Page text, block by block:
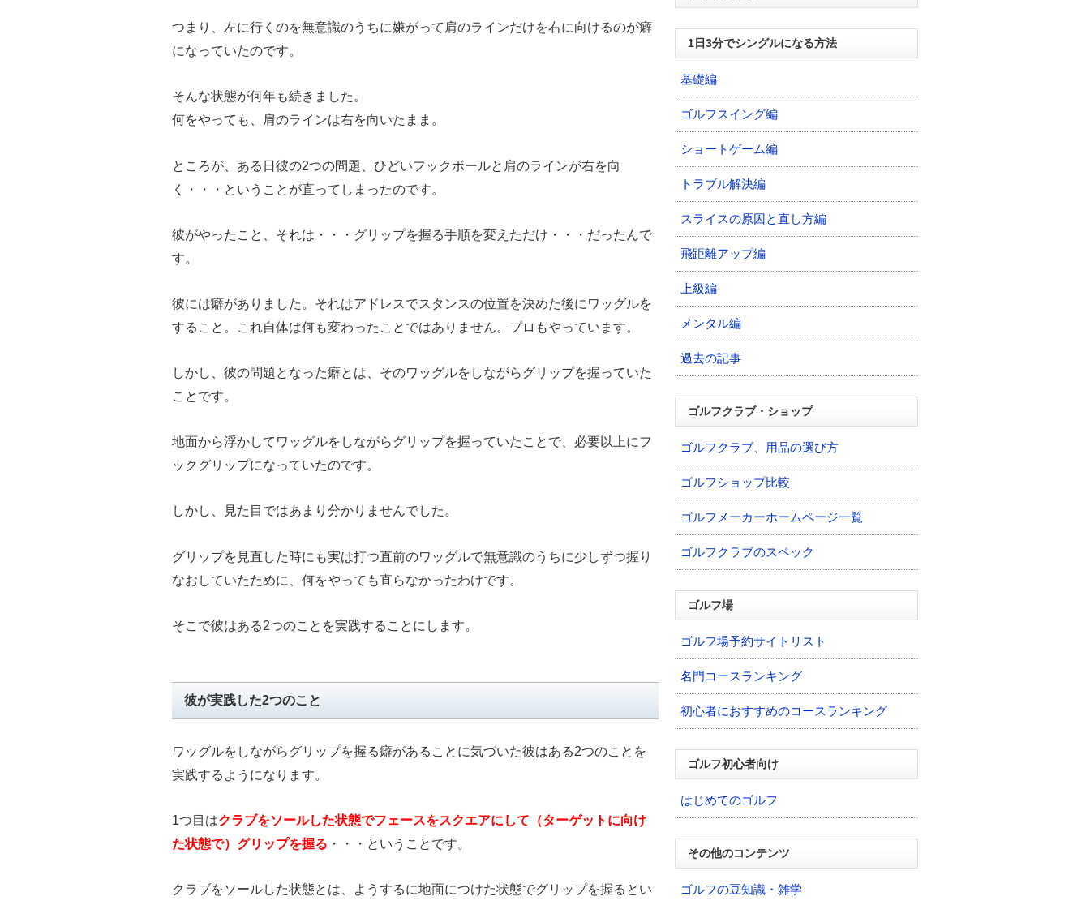
つまり、左に行くのを無意識のうちに嫌がって肩のラインだけを右に向けるのが癖
になっていたのです。
そんな状態が何年も続きました。
何をやっても、肩のラインは右を向いたまま。
ところが、ある日彼の2つの問題、ひどいフックボールと肩のラインが右を向
く・・・ということが直ってしまったのです。
彼がやったこと、それは・・・グリップを握る手順を変えただけ・・・だったんで
す。
彼には癖がありました。それはアドレスでスタンスの位置を決めた後にワッグルを
すること。これ自体は何も変わったことではありません。プロもやっています。
しかし、彼の問題となった癖とは、そのワッグルをしながらグリップを握っていた
ことです。
地面から浮かしてワッグルをしながらグリップを握っていたことで、必要以上にフ
ックグリップになっていたのです。
しかし、見た目ではあまり分かりませんでした。
グリップを見直した時にも実は打つ直前のワッグルで無意識のうちに少しずつ握り
なおしていたために、何をやっても直らなかったわけです。
そこで彼はある2つのことを実践することにします。
彼が実践した2つのこと
ワッグルをしながらグリップを握る癖があることに気づいた彼はある2つのことを
実践するようになります。
1つ目はクラブをソールした状態でフェースをスクエアにして（ターゲットに向け
た状態で）グリップを握る ・・・ということです。
クラブをソールした状態とは、ようするに地面につけた状態でグリップを握るとい
1日3分でシングルになる方法
基礎編
ゴルフスイング編
ショートゲーム編
トラブル解決編
スライスの原因と直し方編
飛距離アップ編
上級編
メンタル編
過去の記事
ゴルフクラブ・ショップ
ゴルフクラブ、用品の選び方
ゴルフショップ比較
ゴルフメーカーホームページ一覧
ゴルフクラブのスペック
ゴルフ場
ゴルフ場予約サイトリスト
名門コースランキング
初心者におすすめのコースランキング
ゴルフ初心者向け
はじめてのゴルフ
その他のコンテンツ
ゴルフの豆知識・雑学